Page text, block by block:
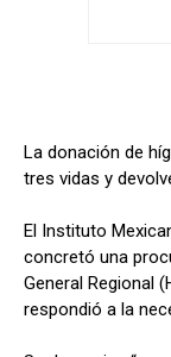
La donación de
tres vidas y
El Instituto
concretó una
General Regional
respondió a la